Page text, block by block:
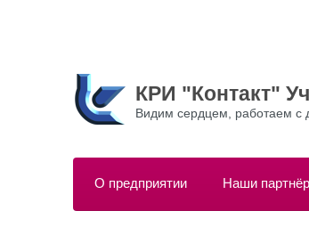
КРИ "Контакт"
Видим сердцем, работаем с
О предприятии Наши